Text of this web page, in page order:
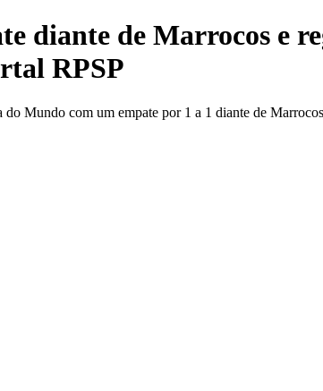
diante de Marrocos e
RPSP
Mundo com um empate por 1 a 1 diante de